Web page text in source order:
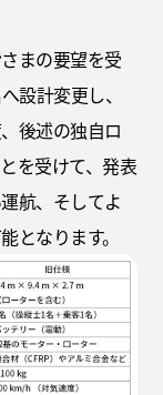
まの要望を受
設計変更し、
後述の独自ロ
を受けて、発表
航、そしてよ
となります。